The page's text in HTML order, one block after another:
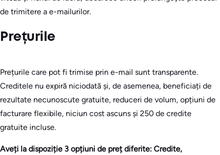
de trimitere a e-mailurilor.
Prețurile
Prețurile care pot fi trimise prin e-mail sunt transparente.
Creditele nu expiră niciodată și, de asemenea, beneficiați de
rezultate necunoscute gratuite, reduceri de volum, opțiuni de
facturare flexibile, niciun cost ascuns și 250 de credite
gratuite incluse.
Aveți la dispoziție 3 opțiuni de preț diferite: Credite,